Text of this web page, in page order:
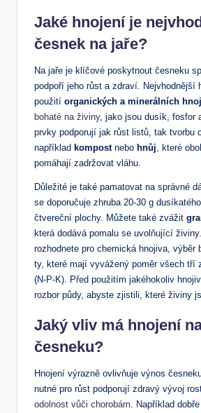
Jaké hnojení je
česnek na jaře?
Na jaře je klíčové poskytnout česneku
podpoří jeho růst a zdraví. Nejvhodnější
použití organických a minerálních
bohaté na živiny, jako jsou dusík, fosfor
prvky podporují jak růst listů, tak tvorbu
například kompostnebo hnůj , které
pomáhají zadržovat vláhu.
Důležité je také pamatovat na správné
se doporučuje zhruba 20-30 g
čtvereční plochy. Můžete také zvážit
která dodává pomalu se uvolňující
rozhodnete pro chemická hnojiva, výběr
ty, které mají vyvážený poměr všech tří
(N-P-K). Před použitím jakéhokoliv
rozbor půdy, abyste zjistili, které živiny
Jaký vliv má hnojení
česneku?
Hnojení výrazně ovlivňuje výnos
nutné pro růst podporují zdravý vývoj
odolnost vůči chorobám . Například